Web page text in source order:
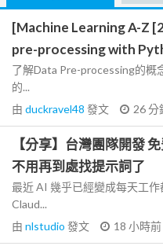
[Machine Learning A-Z
pre-processing with
了解Data Pre-processing的概
的...
由 duckravel48 發文 26 分
【分享】台灣團隊開發
不用再到處找提示詞了
最近 AI 幾乎已經變成每天工
Claud...
由 nlstudio 發文 18 小時前